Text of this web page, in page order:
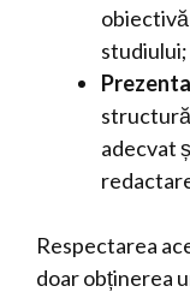
studiului;
structură
adecvat
Respectarea
doar obținerea